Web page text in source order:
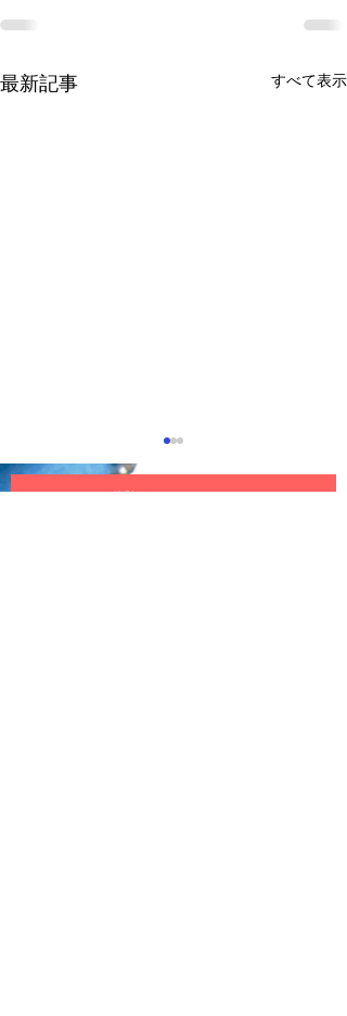
最新記事 すべて表示
体験レッスン